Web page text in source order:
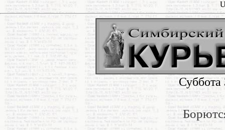
Суббота